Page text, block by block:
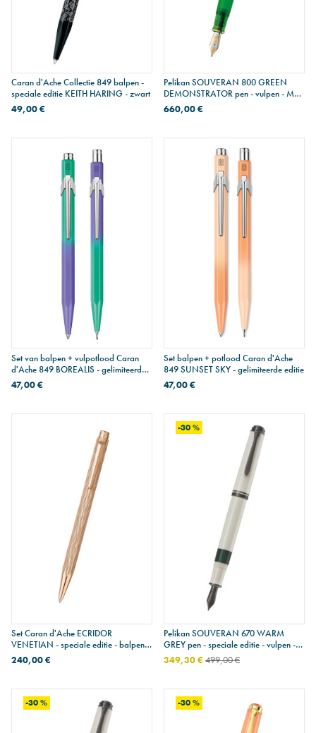
Caran d'Ache Collectie 849 balpen -
speciale editie KEITH HARING - zwart
49,00 €
Pelikan SOUVERAN 800 GREEN
DEMONSTRATOR pen - vulpen - M
penpunt - speciale editie
660,00 €
Set van balpen + vulpotlood Caran
d'Ache 849 BOREALIS - gelimiteerde
editie
47,00 €
Set balpen + potlood Caran d'Ache
849 SUNSET SKY - gelimiteerde editie
47,00 €
Set Caran d'Ache ECRIDOR
VENETIAN - speciale editie - balpen &
lederen etui - rosé goud
240,00 €
-30 %
Pelikan SOUVERAN 670 WARM
GREY pen - speciale editie - vulpen -
fijne penpunt
349,30 €499,00 €
-30 % -30 %